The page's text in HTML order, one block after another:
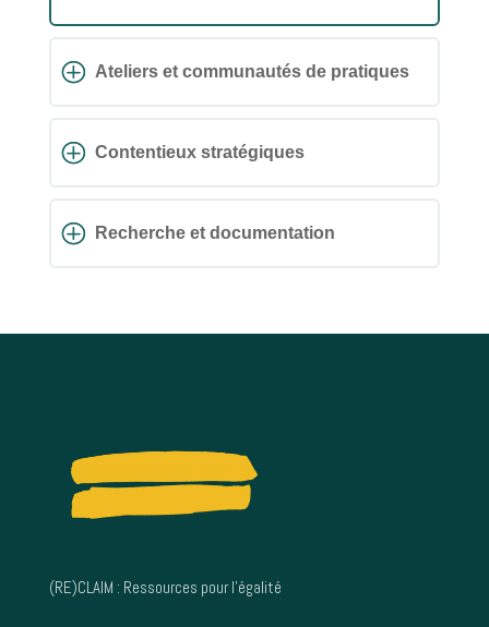
Ateliers et communautés de pratiques
Contentieux stratégiques
Recherche et documentation
(RE)CLAIM : Ressources pour l’égalité